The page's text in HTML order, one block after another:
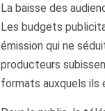
La baisse des
Les budgets
émission qui ne
producteurs
formats auxquels ils